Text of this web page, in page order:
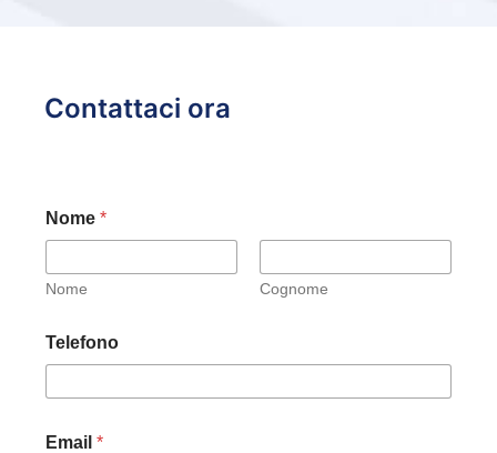
Contattaci ora
Nome *
Nome Cognome
Telefono
Email *